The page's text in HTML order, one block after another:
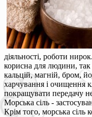
діяльності, роботи
корисна для людини, так
кальцій, магній, бром,
харчування і очищення
покращувати передачу
Морська сіль -
Крім того, морська сіль